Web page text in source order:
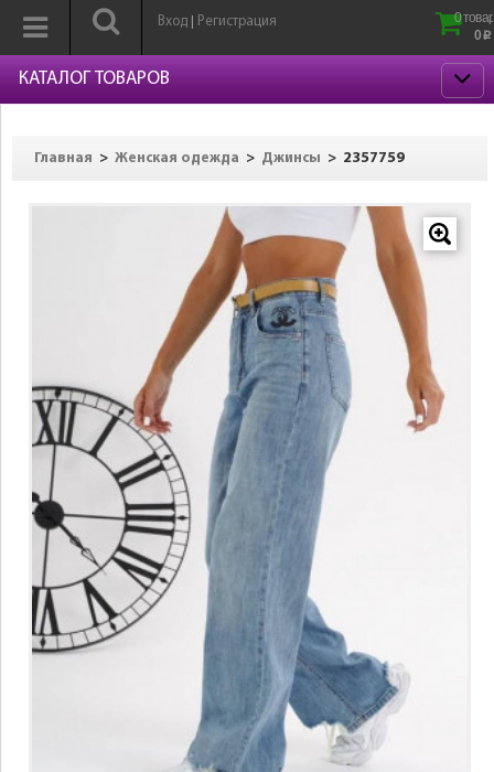
Вход Регистрация
0
0 p
КАТАЛОГ ТОВАРОВ
Главная > Женская одежда > Джинсы > 2357759